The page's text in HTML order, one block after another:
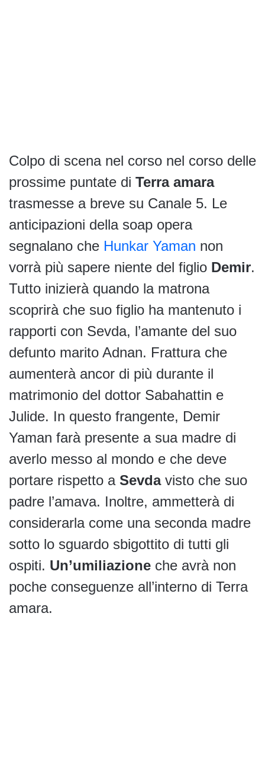
Colpo di scena nel corso nel corso delle
prossime puntate di Terra amara
trasmesse a breve su Canale 5. Le
anticipazioni della soap opera
segnalano che Hunkar Yaman non
vorrà più sapere niente del figlio Demir.
Tutto inizierà quando la matrona
scoprirà che suo figlio ha mantenuto i
rapporti con Sevda, l’amante del suo
defunto marito Adnan. Frattura che
aumenterà ancor di più durante il
matrimonio del dottor Sabahattin e
Julide. In questo frangente, Demir
Yaman farà presente a sua madre di
averlo messo al mondo e che deve
portare rispetto a Sevdavisto che suo
padre l’amava. Inoltre, ammetterà di
considerarla come una seconda madre
sotto lo sguardo sbigottito di tutti gli
ospiti. Un’umiliazione che avrà non
poche conseguenze all’interno di Terra
amara.